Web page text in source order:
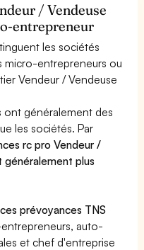
/ Vendeuse
entrepreneur
les sociétés
micro-entrepreneurs ou
Vendeur / Vendeuse
généralement des
les sociétés. Par
rc pro Vendeur /
généralement plus
prévoyances TNS
auto-
et chef d'entreprise